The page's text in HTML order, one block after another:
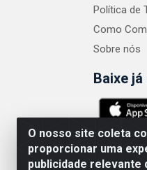
O nosso site coleta
proporcionar uma
publicidade relevante
Política de
Como
Sobre nós
Baixe